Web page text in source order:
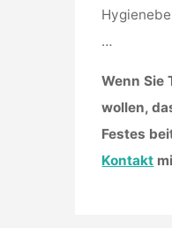
…
Wenn Sie
wollen,
Festes
Kontakt